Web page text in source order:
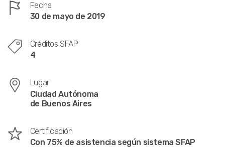
Fecha
30 de mayo de 2019
Créditos SFAP
4
Lugar
Ciudad Autónoma
de Buenos Aires
Certificación
Con 75% de asistencia según sistema SFAP